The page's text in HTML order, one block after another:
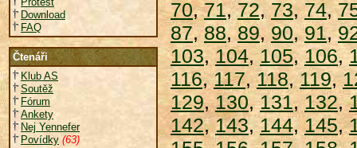
Download
FAQ
Čtenáři
Klub AS
Soutěž
Fórum
Ankety
Nej Yennefer
Povídky (63)
70,71,72,73, 74,
87,88,89, 90,91,
103, 104,105,106,
116,117,118,119,
129,130, 131, 132,
142,143,144,145,